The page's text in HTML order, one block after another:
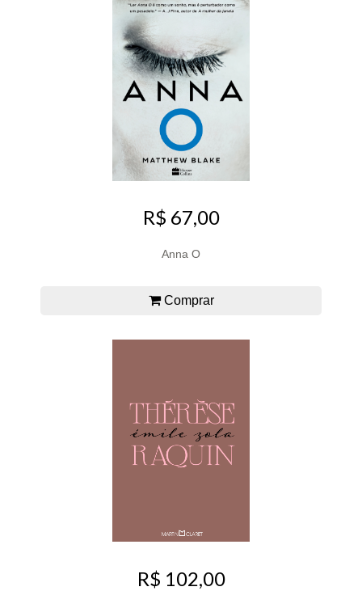
R$ 67,00
Anna O
Comprar
R$ 102,00